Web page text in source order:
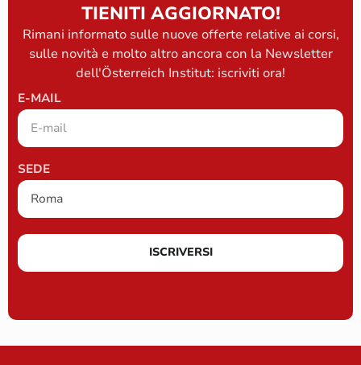
TIENITI AGGIORNATO!
Rimani informato sulle nuove offerte relative ai corsi,
sulle novità e molto altro ancora con la Newsletter
dell'Österreich Institut: iscriviti ora!
E-MAIL
SEDE
ISCRIVERSI